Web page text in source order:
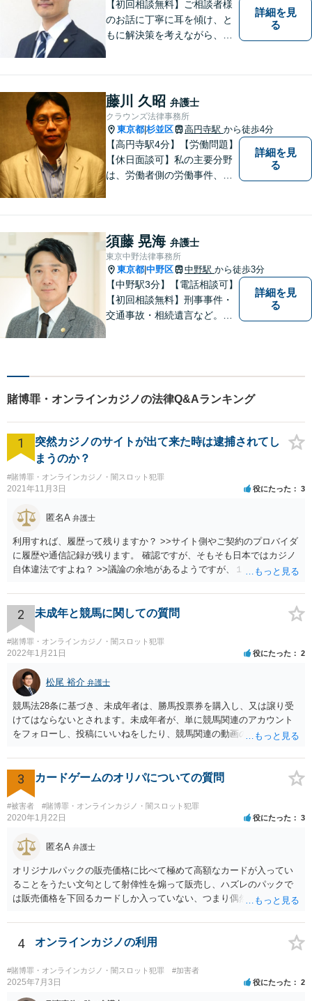
【初回相談無料】ご相談者様
のお話に丁寧に耳を傾け、と
もに解決策を考えながら、納
う日々精進して参ります。
【夜間や休日相談も対応可
能】【メール・WEB面談可】
詳細を見
る
藤川 久昭 弁護士
クラウンズ法律事務所
東京都 杉並区 高円寺駅 から徒歩4分
【高円寺駅4分】【労働問題】
【休日面談可】私の主要分野
は、労働者側の労働事件、企
件を数多く担当しています。
依頼人さまにとって、最大限
の効用を得られるように頑張
っています。
詳細を見
る
須藤 晃海 弁護士
東京中野法律事務所
東京都 中野区 中野駅 から徒歩3分
【中野駅3分】【電話相談可】
【初回相談無料】刑事事件・
交通事故・相続遺言など。フ
はありません。お気軽に弁護
士にご相談ください【休日・
夜間相談可】
詳細を見
る
賭博罪・オンラインカジノの法律Q&Aランキング
1
突然カジノのサイトが出て来た時は逮捕されてし
まうのか？
#賭博罪・オンラインカジノ・闇スロット犯罪
2021年11月3日 役にたった 3
匿名A 弁護士
利用すれば、履歴って残りますか？ >>サイト側やご契約のプロバイダ
に履歴や通信記録が残ります。 確認ですが、そもそも日本ではカジノ
自体違法ですよね？ >>議論の余地があるようですが、１００％合法で
2 未成年と競馬に関しての質問
#賭博罪・オンラインカジノ・闇スロット犯罪
2022年1月21日 役にたった 2
松尾 裕介 弁護士
競馬法28条に基づき、未成年者は、勝馬投票券を購入し、又は譲り受
けてはならないとされます。未成年者が、単に競馬関連のアカウント
をフォローし、投稿にいいねをしたり、競馬関連の動画のチャンネル
3 カードゲームのオリパについての質問
#被害者 #賭博罪・オンラインカジノ・闇スロット犯罪
2020年1月22日 役にたった 3
匿名A 弁護士
オリジナルパックの販売価格に比べて極めて高額なカードが入ってい
ることをうたい文句として射倖性を煽って販売し、ハズレのパックで
は販売価格を下回るカードしか入っていない、つまり偶然によってあ
能性はあると考えられます。警察が見過ごせない規模になった途端に
販売元を摘発、ということもあり得るでしょう。他方で、数回買って
見た程度の買主は（よほど大量に購入し、売主とつるんで話題作りを
しているユーチューバーなどを除けば）摘発はされないと思われま
す。また、福袋のように購入価格と同程度以上の品物が必ず入ってい
ると信じていたのであれば、賭博の故意はなく犯罪にはあたらないで
4 オンラインカジノの利用
#賭博罪・オンラインカジノ・闇スロット犯罪 #加害者
2025年7月3日 役にたった 2